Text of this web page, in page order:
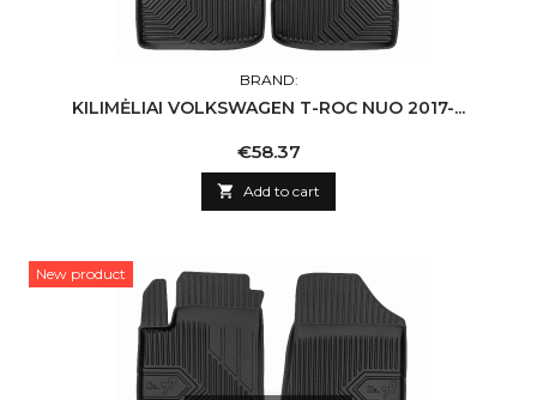
BRAND:
KILIMĖLIAI VOLKSWAGEN T-ROC NUO 2017-...
Price
€58.37
 Add to cart
New product